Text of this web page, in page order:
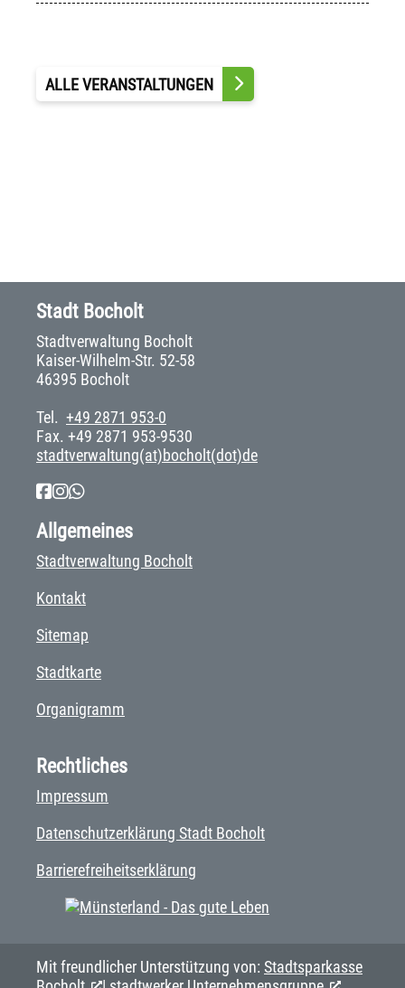
ALLE VERANSTALTUNGEN
Stadt Bocholt
Stadtverwaltung Bocholt
Kaiser-Wilhelm-Str. 52-58
46395 Bocholt
Tel. +49 2871 953-0
Fax. +49 2871 953-9530
stadtverwaltung(at)bocholt(dot)de
Allgemeines
Stadtverwaltung Bocholt
Kontakt
Sitemap
Stadtkarte
Organigramm
Rechtliches
Impressum
Datenschutzerklärung Stadt Bocholt
Barrierefreiheitserklärung
Mit freundlicher Unterstützung von: Stadtsparkasse